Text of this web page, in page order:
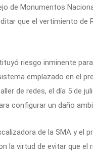
de Monumentos
que el vertimiento
riesgo inminente
emplazado en el
de redes, el día 5 de
configurar un daño
de la SMA y el
la virtud de evitar que el